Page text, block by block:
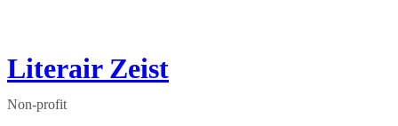
Literair Zeist
Non-profit